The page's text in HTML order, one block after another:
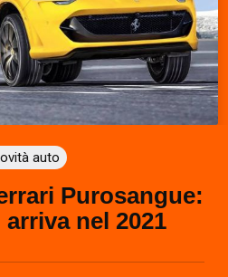
auto
Purosangue:
arriva nel 2021